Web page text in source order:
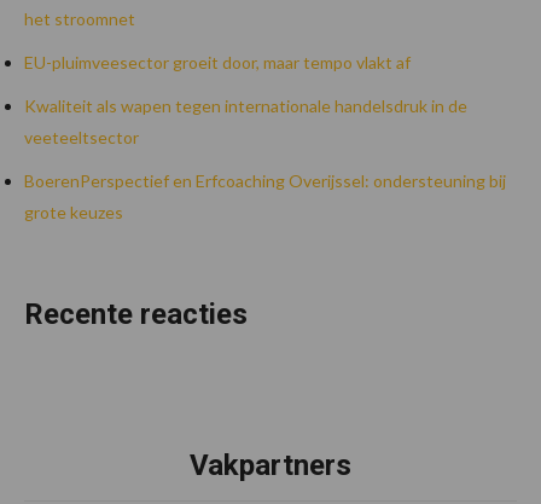
het stroomnet
EU-pluimveesector groeit door, maar tempo vlakt af
Kwaliteit als wapen tegen internationale handelsdruk in de
veeteeltsector
BoerenPerspectief en Erfcoaching Overijssel: ondersteuning bij
grote keuzes
Recente reacties
Vakpartners